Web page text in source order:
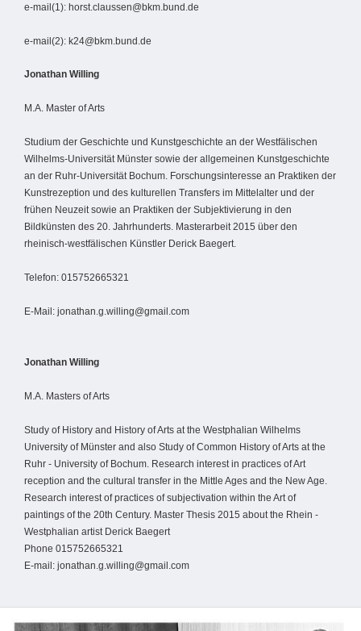
e-mail(1): horst.claussen@bkm.bund.de
e-mail(2): k24@bkm.bund.de
Jonathan Willing
M.A. Master of Arts
Studium der Geschichte und Kunstgeschichte an der Westfälischen
Wilhelms-Universität Münster sowie der allgemeinen Kunstgeschichte
an der Ruhr-Universität Bochum. Forschungsinteresse an Praktiken der
Kunstrezeption und des kulturellen Transfers im Mittelalter und der
frühen Neuzeit sowie an Praktiken der Subjektivierung in den
Bildkünsten des 20. Jahrhunderts. Masterarbeit 2015 über den
rheinisch-westfälischen Künstler Derick Baegert.
Telefon: 015752665321
E-Mail: jonathan.g.willing@gmail.com
Jonathan Willing
M.A. Masters of Arts
Study of History and History of Arts at the Westphalian Wilhelms
University of Münster and also Study of Common History of Arts at the
Ruhr - University of Bochum. Research interest in practices of Art
reception and the cultural transfer in the Mittle Ages and the New Age.
Research interest of practices of subjectivation within the Art of
paintings of the 20th Century. Master Thesis 2015 about the Rhein -
Westphalian artist Derick Baegert
Phone 015752665321
E-mail: jonathan.g.willing@gmail.com